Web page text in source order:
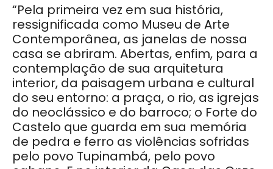
“Pela primeira vez em sua história,
ressignificada como Museu de Arte
Contemporânea, as janelas de nossa
casa se abriram. Abertas, enfim, para a
contemplação de sua arquitetura
interior, da paisagem urbana e cultural
do seu entorno: a praça, o rio, as igrejas
do neoclássico e do barroco; o Forte do
Castelo que guarda em sua memória
de pedra e ferro as violências sofridas
pelo povo Tupinambá, pelo povo